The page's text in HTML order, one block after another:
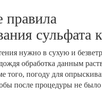
сульфата
нужно в сухую и
обработка данным
того, погоду для
после процедуры не было